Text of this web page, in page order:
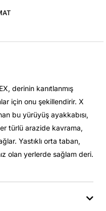
derinin kanıtlanmış
için onu şekillendirir. X
bu yürüyüş ayakkabısı,
türlü arazide kavrama,
Yastıklı orta taban,
olan yerlerde sağlam deri.